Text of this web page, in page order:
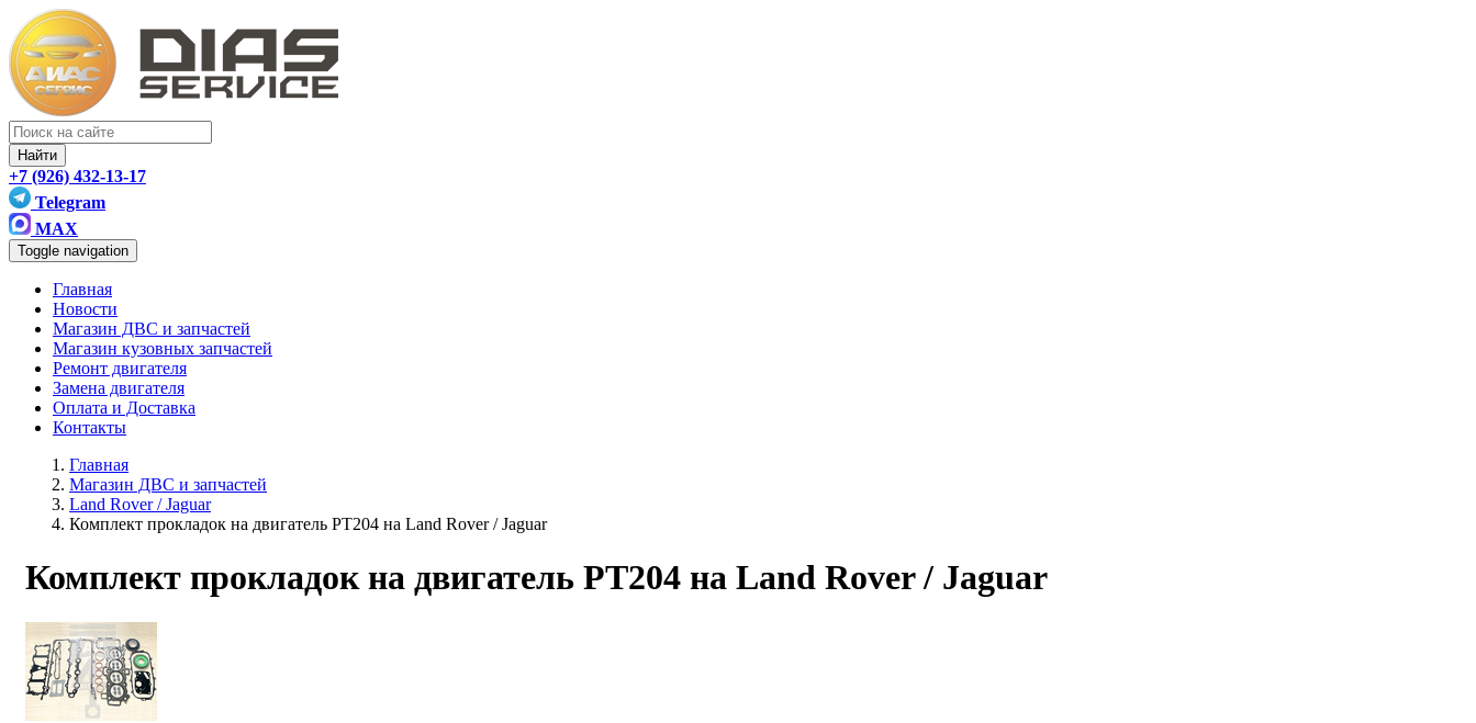
Найти
+7 (926) 432-13-17
Telegram
MAX
Toggle navigation
Главная
Новости
Магазин ДВС и запчастей
Магазин кузовных запчастей
Ремонт двигателя
Замена двигателя
Оплата и Доставка
Контакты
Главная
Магазин ДВС и запчастей
Land Rover / Jaguar
Комплект прокладок на двигатель PT204 на Land Rover / Jaguar
Комплект прокладок на двигатель PT204 на Land Rover / Jaguar